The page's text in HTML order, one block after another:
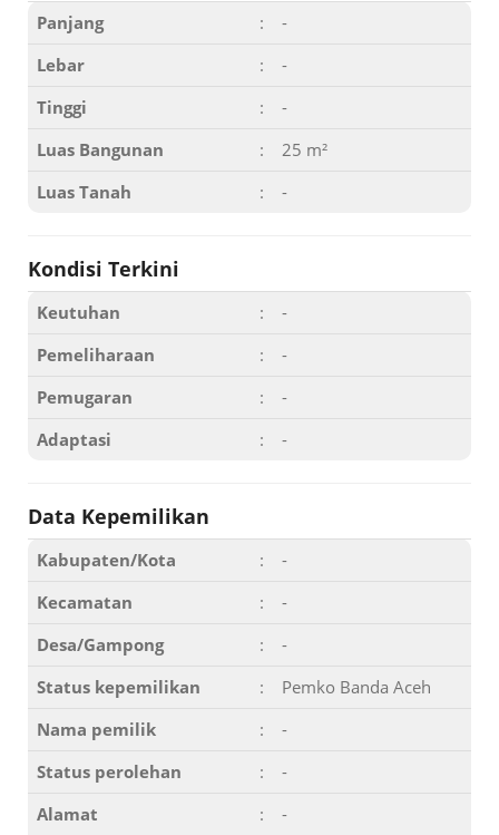
Panjang :
-
Lebar
:
-
Tinggi
:
-
Luas Bangunan
:
25 m²
Luas Tanah
: -
Kondisi Terkini
Keutuhan :
-
Pemeliharaan
:
-
Pemugaran
:
-
Adaptasi
: -
Data Kepemilikan
Kabupaten/Kota :
-
Kecamatan
:
-
Desa/Gampong
:
-
Status kepemilikan
:
Pemko Banda Aceh
Nama pemilik
:
-
Status perolehan
:
-
Alamat
: -